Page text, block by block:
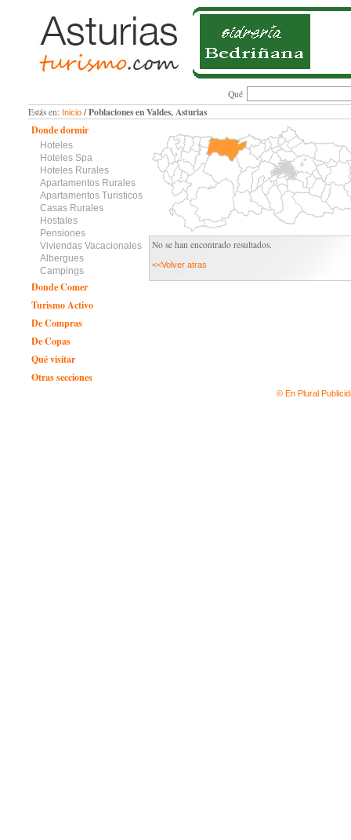
Qué
Estás en: Inicio/ Poblaciones en Valdes, Asturias
Donde dormir
Hoteles
Hoteles Spa
Hoteles Rurales
Apartamentos Rurales
Apartamentos Turisticos
Casas Rurales
Hostales
Pensiones
Viviendas Vacacionales
Albergues
Campings
Donde Comer
Turismo Activo
De Compras
De Copas
Qué visitar
Otras secciones
No se han encontrado resultados.
<<Volver atras
© En Plural